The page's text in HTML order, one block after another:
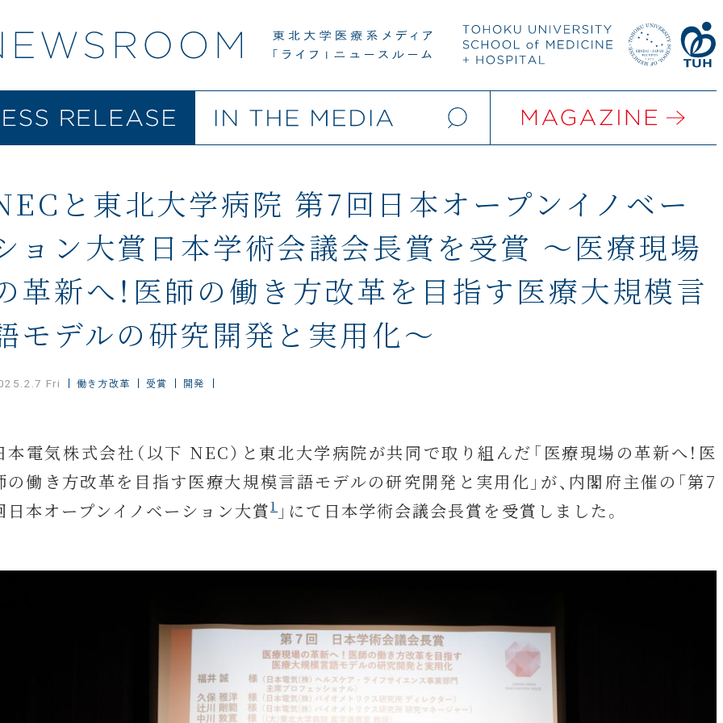
と東北大学病院 第7回日本オープンイノベー
ョン大賞日本学術会議会長賞を受賞 ～医療現場
革新へ！医師の働き方改革を目指す医療大規模言
モデルの研究開発と実用化～
Fri 働き方改革 受賞 開発
本電気株式会社（以下 NEC）と東北大学病院が共同で取り組んだ「医療現場の革新へ！医
の働き方改革を目指す医療大規模言語モデルの研究開発と実用化」が、内閣府主催の「第7
日本オープンイノベーション大賞1」にて日本学術会議会長賞を受賞しました。